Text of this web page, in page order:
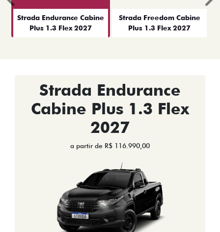
Strada Endurance Cabine
Plus 1.3 Flex 2027
Strada Freedom Cabine
Plus 1.3 Flex 2027
Anterior
Strada Endurance
Cabine Plus 1.3 Flex
2027
a partir de R$ 116.990,00